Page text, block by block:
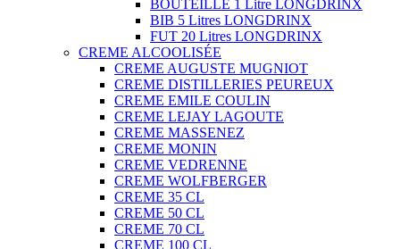
BOUTEILLE 1 Litre LONGDRINX
BIB 5 Litres LONGDRINX
FUT 20 Litres LONGDRINX
CREME ALCOOLISÉE
CREME AUGUSTE MUGNIOT
CREME DISTILLERIES PEUREUX
CREME EMILE COULIN
CREME LEJAY LAGOUTE
CREME MASSENEZ
CREME MONIN
CREME VEDRENNE
CREME WOLFBERGER
CREME 35 CL
CREME 50 CL
CREME 70 CL
CREME 100 CL